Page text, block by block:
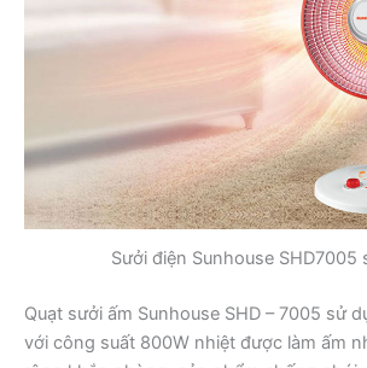
Sưởi điện Sunhouse SHD7005
Quạt sưởi ấm Sunhouse SHD – 7005 sử
với công suất 800W nhiệt được làm ấm